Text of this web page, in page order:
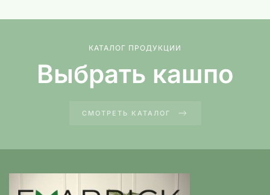
КАТАЛОГ ПРОДУКЦИИ
Выбрать кашпо
СМОТРЕТЬ КАТАЛОГ